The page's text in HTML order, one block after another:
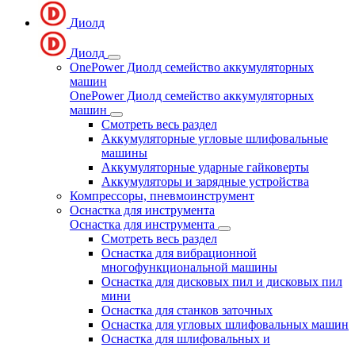
Диолд
Диолд
OnePower Диолд семейство аккумуляторных
машин
OnePower Диолд семейство аккумуляторных
машин
Смотреть весь раздел
Аккумуляторные угловые шлифовальные
машины
Аккумуляторные ударные гайковерты
Аккумуляторы и зарядные устройства
Компрессоры, пневмоинструмент
Оснастка для инструмента
Оснастка для инструмента
Смотреть весь раздел
Оснастка для вибрационной
многофункциональной машины
Оснастка для дисковых пил и дисковых пил
мини
Оснастка для станков заточных
Оснастка для угловых шлифовальных машин
Оснастка для шлифовальных и